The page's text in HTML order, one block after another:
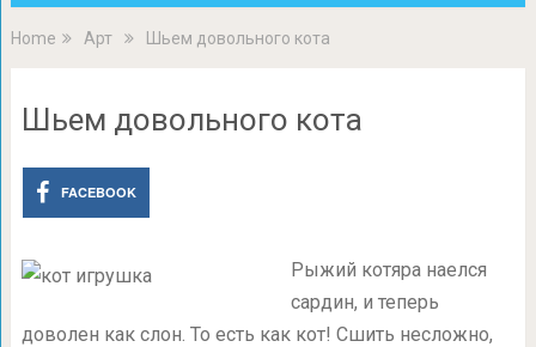
Home Арт Шьем довольного кота
Шьем довольного кота
FACEBOOK
Рыжий котяра наелся
сардин, и теперь
доволен как слон. То есть как кот! Сшить несложно,